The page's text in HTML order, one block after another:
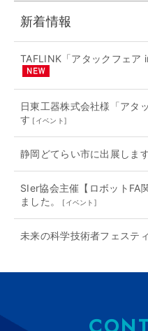
新着情報
TAFLINK「アタックフェア
日東工器株式会社様「アタ
す [イベント]
静岡どてらい市に出展します
SIer協会主催【ロボットFA
ました。
[イベント ]
未来の科学技術者フェステ